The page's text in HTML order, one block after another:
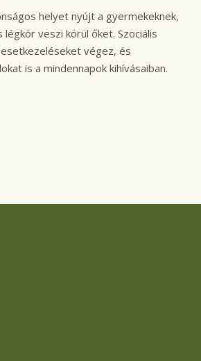
helyet nyújt a gyermekeknek,
veszi körül őket. Szociális
végez, és
is a mindennapok kihívásaiban.